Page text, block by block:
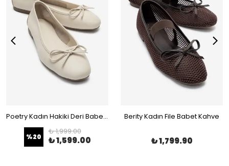
Poetry Kadın Hakiki Deri Babet Bej
%20
₺ 1,999.00
₺ 1,599.00
Berity Kadın File Babet Kahve
₺ 1,799.90